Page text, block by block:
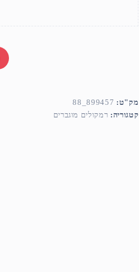
מק"ט: 899457_88
קטגוריה: רמקולים מוגברים